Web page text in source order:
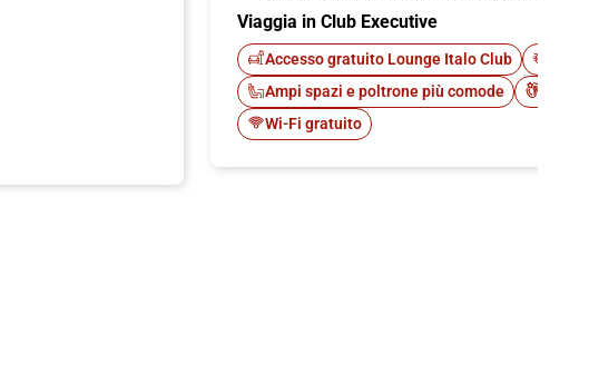
Viaggia in Club Executive
Accesso gratuito Lounge Italo Club
Ampi spazi e poltrone più comode
Wi-Fi gratuito